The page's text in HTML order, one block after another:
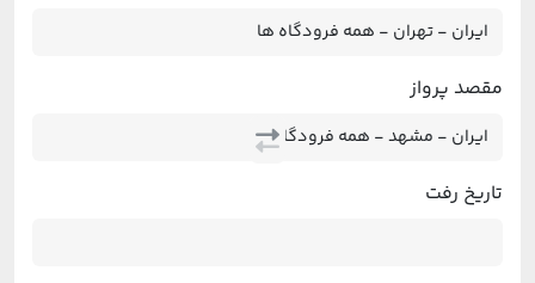
مقصد پرواز
تاریخ رفت